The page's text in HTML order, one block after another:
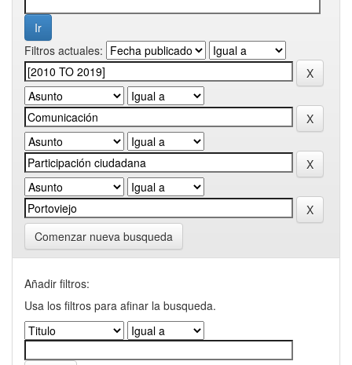
Filtros actuales:
Comenzar nueva busqueda
Añadir filtros:
Usa los filtros para afinar la busqueda.